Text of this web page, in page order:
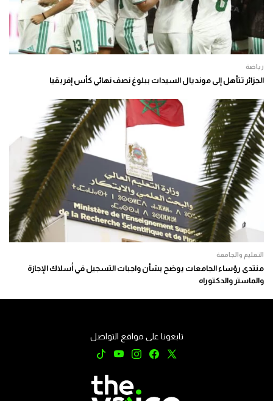
رياضة
الجزائر تتأهل إلى مونديال السيدات ببلوغ نصف نهائي كأس إفريقيا
التعليم والجامعة
منتدى رؤساء الجامعات يوضح بشأن واجبات التسجيل في أسلاك الإجازة
والماستر والدكتوراه
تابعونا على مواقع التواصل